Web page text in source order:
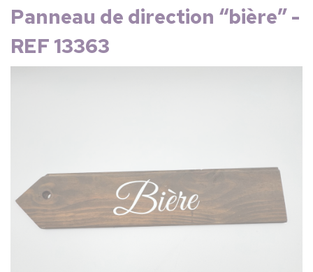
Panneau de direction “bière” -
REF 13363